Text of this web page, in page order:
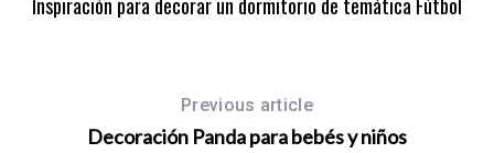
Previous article
Decoración Panda para bebés y niños